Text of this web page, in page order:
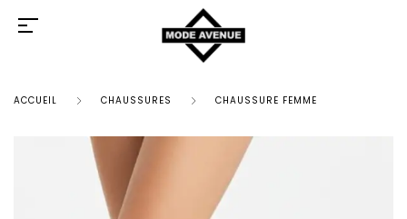
ACCUEIL CHAUSSURES CHAUSSURE FEMME